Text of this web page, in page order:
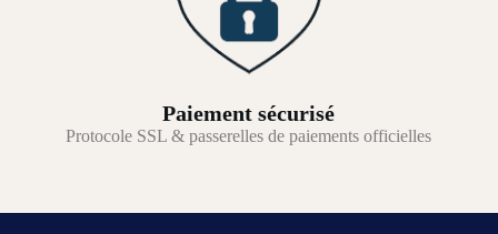
Paiement sécurisé
Protocole SSL & passerelles de paiements officielles